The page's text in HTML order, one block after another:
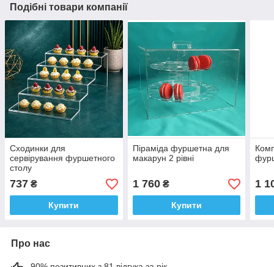
Подібні товари компанії
Сходинки для
сервірування фуршетного
столу
737 ₴
Купити
Піраміда фуршетна для
макарун 2 рівні
1 760₴
Купити
1
Про нас